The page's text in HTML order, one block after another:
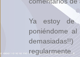
Ya estoy de
poniéndome
regularmente.